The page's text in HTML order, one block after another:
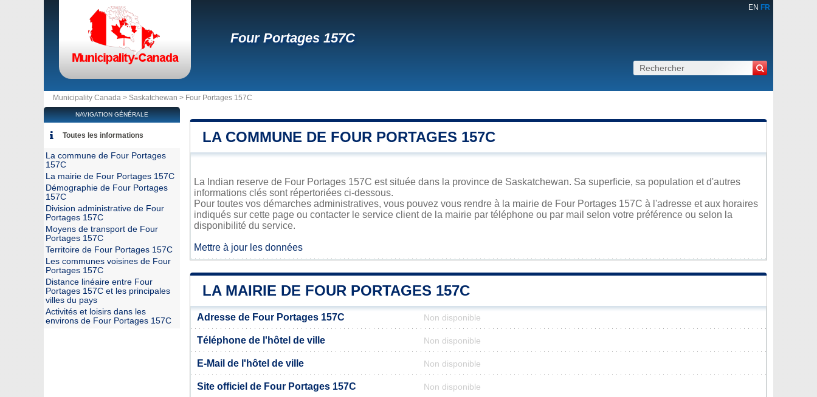
EN FR
Four Portages 157C
Municipality Canada > Saskatchewan > Four Portages 157C
LA COMMUNE DE FOUR PORTAGES 157C
La Indian reserve de Four Portages 157C est située dans la province de Saskatchewan. Sa superficie, sa population et d'autres
informations clés sont répertoriées ci-dessous.
Pour toutes vos démarches administratives, vous pouvez vous rendre à la mairie de Four Portages 157C à l'adresse et aux horaires
indiqués sur cette page ou contacter le service client de la mairie par téléphone ou par mail selon votre préférence ou selon la
disponibilité du service.
Mettre à jour les données
LA MAIRIE DE FOUR PORTAGES 157C
Adresse de Four Portages 157C Non disponible
Téléphone de l'hôtel de ville Non disponible
E-Mail de l'hôtel de ville Non disponible
Site officiel de Four Portages 157C Non disponible
NAVIGATION GÉNÉRALE
Toutes les informations
La commune de Four Portages
157C
La mairie de Four Portages 157C
Démographie de Four Portages
157C
Division administrative de Four
Portages 157C
Moyens de transport de Four
Portages 157C
Territoire de Four Portages 157C
Les communes voisines de Four
Portages 157C
Distance linéaire entre Four
Portages 157C et les principales
villes du pays
Activités et loisirs dans les
environs de Four Portages 157C